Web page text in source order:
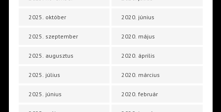
2025. október
2025. szeptember
2025. augusztus
2025. július
2025. június
2020. június
2020. május
2020. április
2020. március
2020. február